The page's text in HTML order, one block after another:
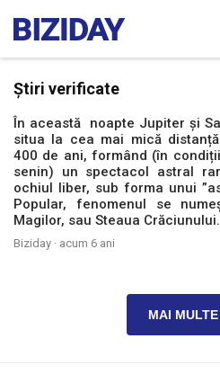
Știri verificate
În această noapte Jupiter și
situa la cea mai mică
400 de ani, formând (în
senin) un spectacol astral
ochiul liber, sub forma unui
Popular, fenomenul se
Magilor, sau Steaua Crăciunului.
Biziday · acum 6 ani
MAI